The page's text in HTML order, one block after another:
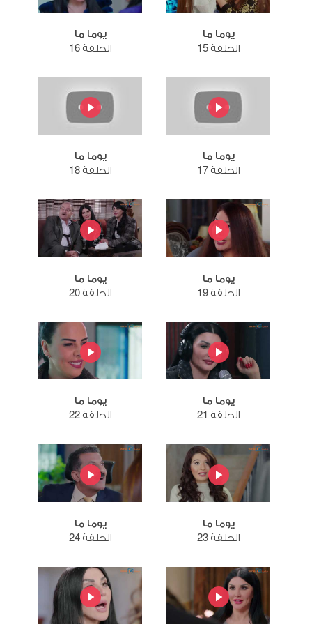
يوما ما
الحلقة 15
يوما ما
الحلقة 16
يوما ما
الحلقة 17
يوما ما
الحلقة 18
يوما ما
الحلقة 19
يوما ما
الحلقة 20
يوما ما
الحلقة 21
يوما ما
الحلقة 22
يوما ما
الحلقة 23
يوما ما
الحلقة 24